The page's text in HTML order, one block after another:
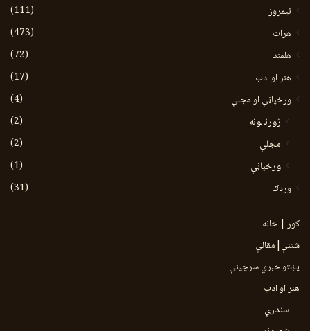
نیمروز
(111)
هرات
(473)
هلمند
(72)
هنر او ادب
(17)
ورځپاڼې او مجلې
(4)
ژورنالونه
(2)
مجلې
(2)
ورځپاڼې
(1)
وردګ
(31)
کور | خانه
شننې|مقالې
پښتو خبري سرچينې
هنر او ادب
سندرې